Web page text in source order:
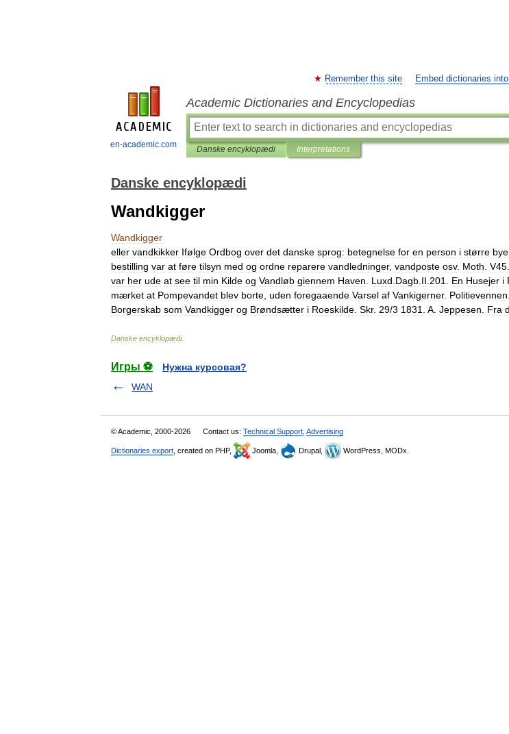
en-academic.com
Remember this site Embed dictionaries
Academic Dictionaries and Encyclopedias
Danske encyklopædi Interpretations
Danske encyklopædi
Wandkigger
Wandkigger
eller vandkikker Ifølge Ordbog over det danske sprog: betegnelse for en person i større
bestilling var at føre tilsyn med og ordne reparere vandledninger, vandposte osv. Moth V45
var her ude at see til min Kilde og Vandløb giennem Haven Luxd Dagb II 201 En Husejer i
mærket at Pompevandet blev borte uden foregaaende Varsel af Vankigerner. Politievennen
Borgerskab som Vandkigger og Brøndsætter i Roeskilde Skr. 29/3 1831 A Jeppesen Fra
Danske encyklopædi.
Игры ⚽
Нужна курсовая?
WAN
© Academic, 2000-2026 Contact us: Technical Support Advertising
Dictionaries export , created on PHP, Joomla, Drupal, WordPress, MODx.